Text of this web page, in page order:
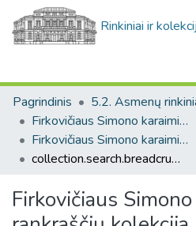
Rinkiniai ir
Pagrindinis
Firkovičiaus Simono karaimiškų rankraščių kolekcija. F305
Firkovičiaus Simono karaimiškų rankraščių kolekcija. F305
collection.search.breadcrumbs
Firkovičiaus